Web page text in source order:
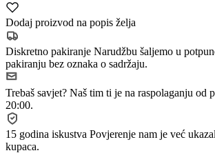
Dodaj proizvod na popis želja
Diskretno pakiranje Narudžbu šaljemo u
pakiranju bez oznaka o sadržaju.
Trebaš savjet? Naš tim ti je na raspolaganju od
20:00.
15 godina iskustva Povjerenje nam je već
kupaca.